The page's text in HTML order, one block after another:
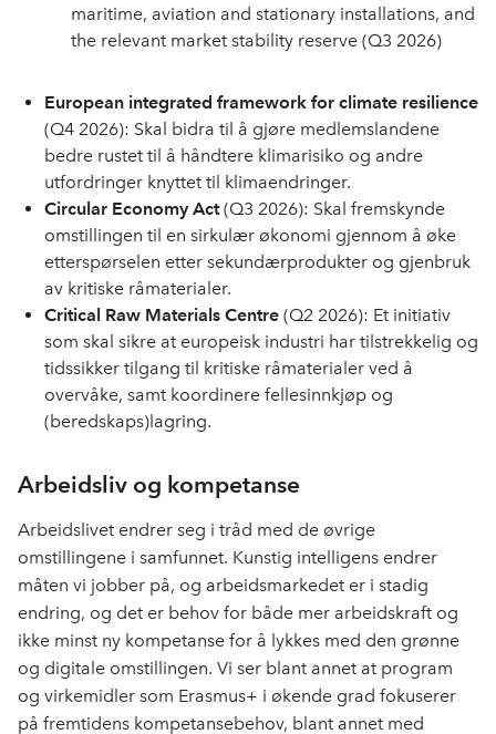
maritime, aviation and stationary installations, and
the relevant market stability reserve (Q3 2026)
European integrated framework for climate resilience
(Q4 2026): Skal bidra til å gjøre medlemslandene
bedre rustet til å håndtere klimarisiko og andre
utfordringer knyttet til klimaendringer.
Circular Economy Act(Q3 2026): Skal fremskynde
omstillingen til en sirkulær økonomi gjennom å øke
etterspørselen etter sekundærprodukter og gjenbruk
av kritiske råmaterialer.
Critical Raw Materials Centre (Q2 2026): Et initiativ
som skal sikre at europeisk industri har tilstrekkelig og
tidssikker tilgang til kritiske råmaterialer ved å
overvåke, samt koordinere fellesinnkjøp og
(beredskaps)lagring.
Arbeidsliv og kompetanse
Arbeidslivet endrer seg i tråd med de øvrige
omstillingene i samfunnet. Kunstig intelligens endrer
måten vi jobber på, og arbeidsmarkedet er i stadig
endring, og det er behov for både mer arbeidskraft og
ikke minst ny kompetanse for å lykkes med den grønne
og digitale omstillingen. Vi ser blant annet at program
og virkemidler som Erasmus+ i økende grad fokuserer
på fremtidens kompetansebehov, blant annet med